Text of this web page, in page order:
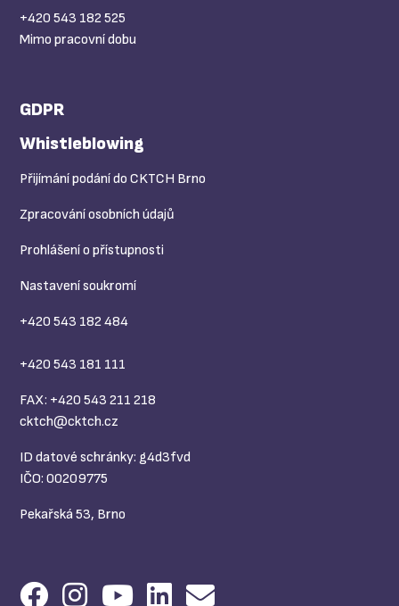
+420 543 182 525
Mimo pracovní dobu
GDPR
Whistleblowing
Přijímání podání do CKTCH Brno
Zpracování osobních údajů
Prohlášení o přístupnosti
Nastavení soukromí
+420 543 182 484
+420 543 181 111
FAX: +420 543 211 218
cktch@cktch.cz
ID datové schránky: g4d3fvd
IČO: 00209775
Pekařská 53, Brno